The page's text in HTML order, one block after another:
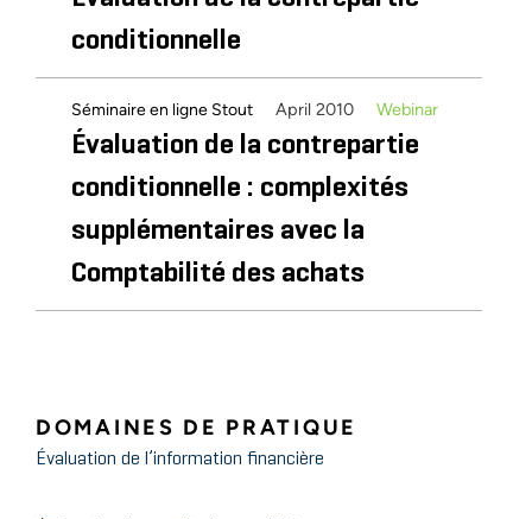
conditionnelle
Séminaire en ligne Stout April 2010 Webinar
Évaluation de la contrepartie
conditionnelle : complexités
supplémentaires avec la
Comptabilité des achats
DOMAINES DE PRATIQUE
Évaluation de l’information financière